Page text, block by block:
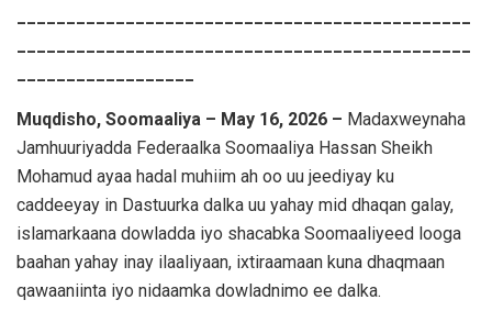
Muqdisho, Soomaaliya – May 16, 2026 – Madaxweynaha
Jamhuuriyadda Federaalka Soomaaliya Hassan Sheikh
Mohamud ayaa hadal muhiim ah oo uu jeediyay ku
caddeeyay in Dastuurka dalka uu yahay mid dhaqan galay,
islamarkaana dowladda iyo shacabka Soomaaliyeed looga
baahan yahay inay ilaaliyaan, ixtiraamaan kuna dhaqmaan
qawaaniinta iyo nidaamka dowladnimo ee dalka.